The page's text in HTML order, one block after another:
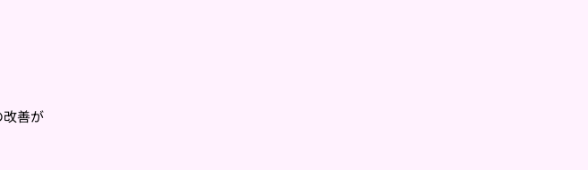
改善が